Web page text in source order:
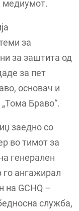
медиумот.
за
за заштита од
за пет
основач и
Браво“.
заедно со
во тимот за
генерален
го ангажирал
на GCHQ –
служба,